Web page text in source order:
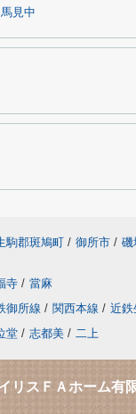
馬見中
駒郡斑鳩町 / 御所市 / 磯
寺 / 當麻
御所線 / 関西本線 / 近鉄
堂 / 志都美 / 二上
リスＦＡホーム有